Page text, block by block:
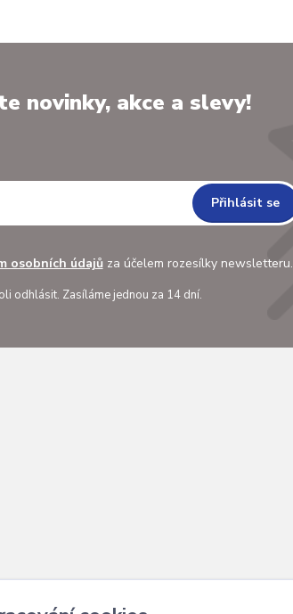
novinky, akce a slevy!
Přihlásit se
osobních údajůza účelem rozesílky newsletteru.
odhlásit. Zasíláme jednou za 14 dní.